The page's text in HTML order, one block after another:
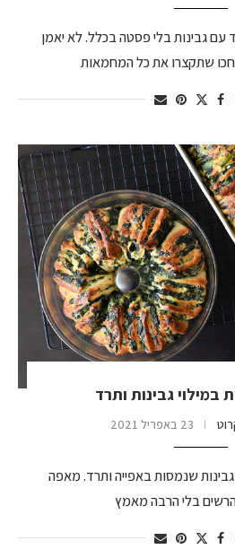
עם גבינות בלי פסטה בכלל. לא יאמן
שתקצרו את כל המחמאות
במילוי גבינות ותרד
23 באפריל 2021
שנמסות באפייה ותרד. מאפה
בלי הרבה מאמץ